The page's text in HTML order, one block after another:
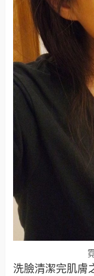
洗臉清潔完肌膚